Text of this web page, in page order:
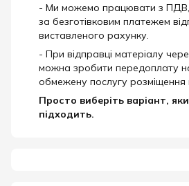
- Ми можемо працювати з
за безготівковим платежем
виставленого рахунку.
- При відправці матеріалу
можна зробити передоплату
обмежену послугу розміщення
Просто виберіть варіант,
підходить.